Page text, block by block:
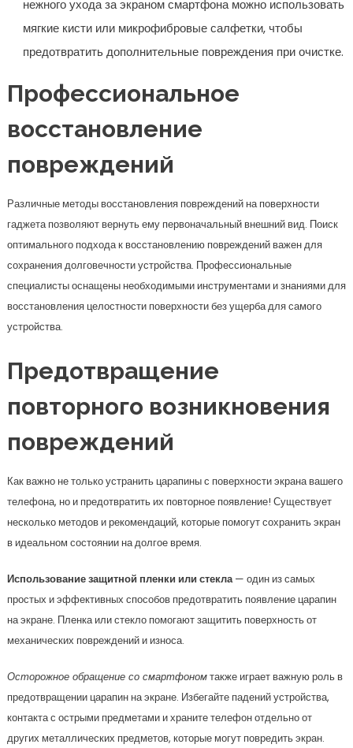
нежного ухода за экраном смартфона можно использовать
мягкие кисти или микрофибровые салфетки, чтобы
предотвратить дополнительные повреждения при очистке.
Профессиональное
восстановление
повреждений
Различные методы восстановления повреждений на поверхности
гаджета позволяют вернуть ему первоначальный внешний вид. Поиск
оптимального подхода к восстановлению повреждений важен для
сохранения долговечности устройства. Профессиональные
специалисты оснащены необходимыми инструментами и знаниями для
восстановления целостности поверхности без ущерба для самого
устройства.
Предотвращение
повторного возникновения
повреждений
Как важно не только устранить царапины с поверхности экрана вашего
телефона, но и предотвратить их повторное появление! Существует
несколько методов и рекомендаций, которые помогут сохранить экран
в идеальном состоянии на долгое время.
Использование защитной пленки или стекла— один из самых
простых и эффективных способов предотвратить появление царапин
на экране. Пленка или стекло помогают защитить поверхность от
механических повреждений и износа.
Осторожное обращение со смартфономтакже играет важную роль в
предотвращении царапин на экране. Избегайте падений устройства,
контакта с острыми предметами и храните телефон отдельно от
других металлических предметов, которые могут повредить экран.